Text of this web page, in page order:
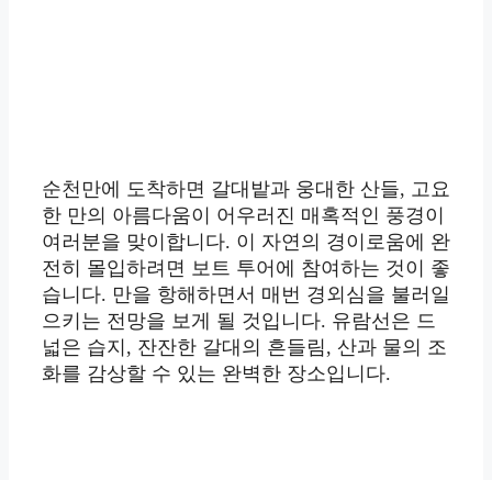
순천만에 도착하면 갈대밭과 웅대한 산들, 고요
한 만의 아름다움이 어우러진 매혹적인 풍경이
여러분을 맞이합니다. 이 자연의 경이로움에 완
전히 몰입하려면 보트 투어에 참여하는 것이 좋
습니다. 만을 항해하면서 매번 경외심을 불러일
으키는 전망을 보게 될 것입니다. 유람선은 드
넓은 습지, 잔잔한 갈대의 흔들림, 산과 물의 조
화를 감상할 수 있는 완벽한 장소입니다.